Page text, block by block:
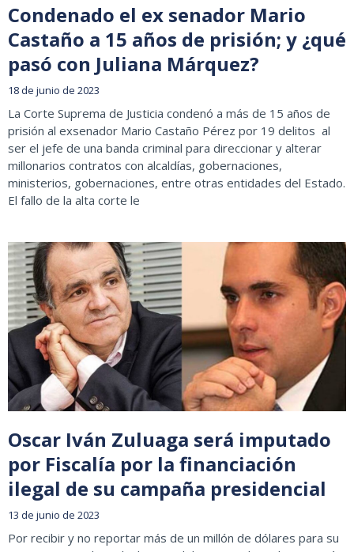
Condenado el ex senador Mario
Castaño a 15 años de prisión; y ¿qué
pasó con Juliana Márquez?
18 de junio de 2023
La Corte Suprema de Justicia condenó a más de 15 años de
prisión al exsenador Mario Castaño Pérez por 19 delitos al
ser el jefe de una banda criminal para direccionar y alterar
millonarios contratos con alcaldías, gobernaciones,
ministerios, gobernaciones, entre otras entidades del Estado.
El fallo de la alta corte le
Oscar Iván Zuluaga será imputado
por Fiscalía por la financiación
ilegal de su campaña presidencial
13 de junio de 2023
Por recibir y no reportar más de un millón de dólares para su